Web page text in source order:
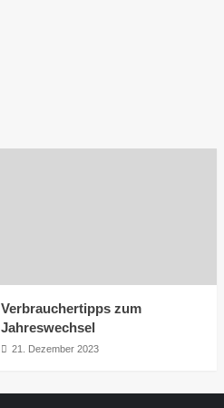
Verbrauchertipps zum
Jahreswechsel
21. Dezember 2023